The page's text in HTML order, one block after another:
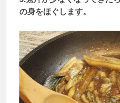
の身をほぐします。